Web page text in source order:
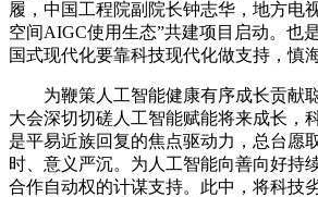
履，中国工程院副院长钟志华，地方电
空间AIGC使用生态”共建项目启动。也
国式现代化要靠科技现代化做支持，慎
为鞭策人工智能健康有序成长贡献聪
大会深切切磋人工智能赋能将来成长，
是平易近族回复的焦点驱动力，总台愿
时、意义严沉。为人工智能向善向好持
合作自动权的计谋支持。此中，将科技